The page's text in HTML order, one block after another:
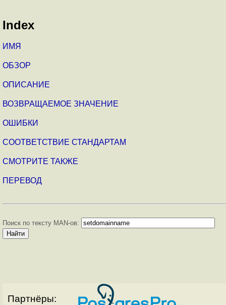
Index
ИМЯ
ОБЗОР
ОПИСАНИЕ
ВОЗВРАЩАЕМОЕ ЗНАЧЕНИЕ
ОШИБКИ
СООТВЕТСТВИЕ СТАНДАРТАМ
СМОТРИТЕ ТАКЖЕ
ПЕРЕВОД
Поиск по тексту MAN-ов:
Партнёры: